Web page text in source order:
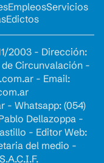
EmpleosServicios
Edictos
2003 - Dirección:
de Circunvalación -
- Email:
- Whatsapp: (054)
Dellazoppa -
- Editor Web:
del medio -